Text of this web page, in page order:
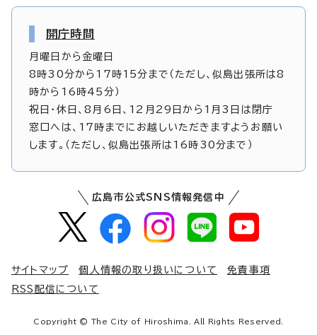
開庁時間
月曜日から金曜日
8時30分から17時15分まで（ただし、似島出張所は8
時から16時45分）
祝日・休日、8月6日、12月29日から1月3日は閉庁
窓口へは、17時までにお越しいただきますようお願い
します。（ただし、似島出張所は16時30分まで）
広島市公式SNS情報発信中
サイトマップ 個人情報の取り扱いについて
免責事項
RSS配信について
Copyright © The City of Hiroshima. All Rights Reserved.